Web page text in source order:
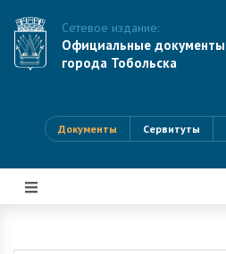
Сетевое издание:
Официальные документы
города Тобольска
Документы Сервитуты
|||